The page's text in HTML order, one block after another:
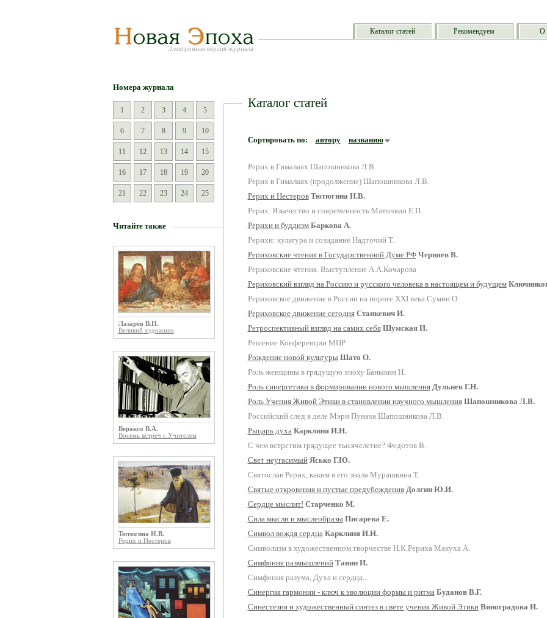
Электронная версия журнала
Каталог статей Рекомендуем О
Номера журнала
1 2 3 4 5
6 7 8 9 10
11 12 13 14 15
16 17 18 19 20
21 22 23 24 25
Читайте также
Лазарев В.Н.
Великий художник
Вераксо В.А.
Восемь встреч с Учителем
Тютюгина Н.В.
Рерих и Нестеров
Каталог статей
Сортировать по: автору названию
Рерих в Гималаях Шапошникова Л.В.
Рерих в Гималаях (продолжение) Шапошникова Л.В.
Рерих и Нестеров Тютюгина Н.В.
Рерих. Язычество и современность Маточкин Е.П.
Рерихи и буддизм Баркова А.
Рерихи: культура и созидание Надточий Т.
Рериховские чтения в Государственной Думе РФ Черняев В.
Рериховские чтения. Выступление А.А.Кочарова
Рериховский взгляд на Россию и русского человека в настоящем и будущем
Рериховское движение в России на пороге ХХI века Сумин О.
Рериховское движение сегодня Станкевич И.
Ретроспективный взгляд на самих себя Шумская И.
Решение Конференции МЦР
Рождение новой культуры Шато О.
Роль женщины в грядущую эпоху Баныкин Н.
Роль синергетики в формировании нового мышления Дульнев Г.Н.
Роль Учения Живой Этики в становлении научного мышления Шапошникова Л.В.
Российский след в деле Мэри Пунача Шапошникова Л.В.
Рыцарь духа Карклиня И.Н.
С чем встретим грядущее тысячелетие? Федотов В.
Свет неугасимый Ясько Г.Ю.
Святослав Рерих, каким я его знала Мурашкина Т.
Святые откровения и пустые предубеждения Долгин Ю.И.
Сердце мыслит! Старченко М.
Сила мысли и мыслеобразы Писарева Е.
Символ вождя сердца Карклиня И.Н.
Символизм в художественном творчестве Н.К.Рериха Макуха А.
Симфония размышлений Танин И.
Симфония разума, Духа и сердца...
Синергия гармонии - ключ к эволюции формы и ритма Буданов В.Г.
Синестезия и художественный синтез в свете учения Живой Этики Виноградова И.